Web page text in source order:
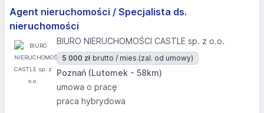
Agent nieruchomości / Specjalista ds.
nieruchomości
BIURO NIERUCHOMOŚCI CASTLE sp. z o.o.
5 000 zł brutto / mies.(zal. od umowy)
Poznań (Lutomek - 58km)
umowa o pracę
praca hybrydowa